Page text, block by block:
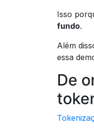
Isso
fundo.
Além
essa
De